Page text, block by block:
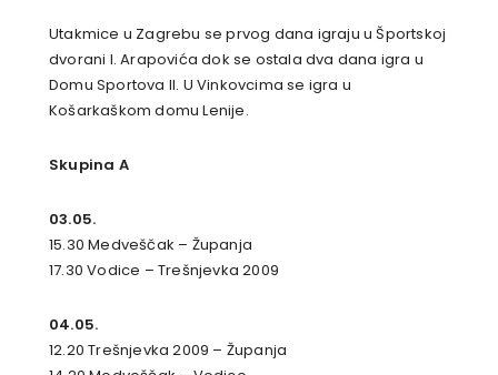
Utakmice u Zagrebu se prvog dana igraju u Športskoj
dvorani I. Arapovića dok se ostala dva dana igra u
Domu Sportova II. U Vinkovcima se igra u
Košarkaškom domu Lenije.
Skupina A
03.05.
15.30 Medveščak – Županja
17.30 Vodice – Trešnjevka 2009
04.05.
12.20 Trešnjevka 2009 – Županja